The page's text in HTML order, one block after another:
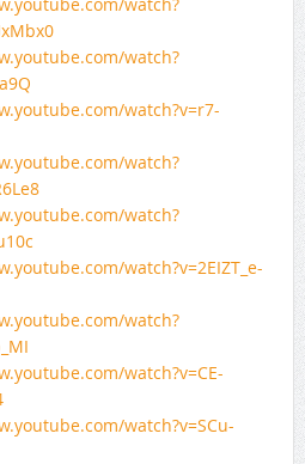
watch?
watch?v=r7-
watch?
watch?
watch?v=2EIZT_e-
watch?
watch?v=CE-
watch?v=SCu-